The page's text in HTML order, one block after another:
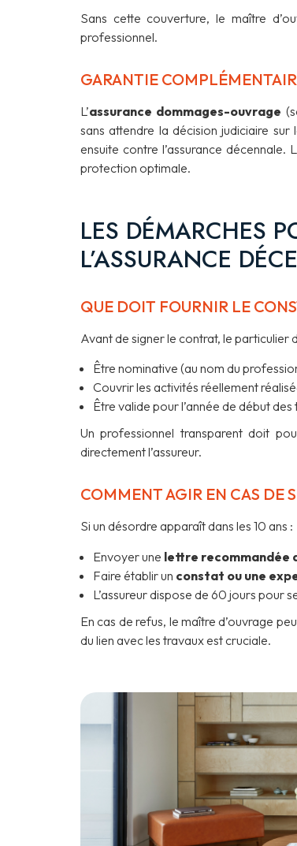
Sans cette couverture, le maître
professionnel.
GARANTIE
L’assurance dommages-ouvrage
sans attendre la décision judiciaire
ensuite contre l’assurance décennale.
protection optimale.
LES DÉMARCHES
L’ASSURANCE
QUE DOIT FOURNIR LE
Avant de signer le contrat, le particulier
Être nominative (au nom du
Couvrir les activités réellement
Être valide pour l’année de début des
Un professionnel transparent doit
directement l’assureur.
COMMENT AGIR EN CAS DE
Si un désordre apparaît dans les 10 ans :
Envoyer une lettre recommandée
Faire établir un constat ou une
L’assureur dispose de 60 jours pour
En cas de refus, le maître d’ouvrage
du lien avec les travaux est cruciale.